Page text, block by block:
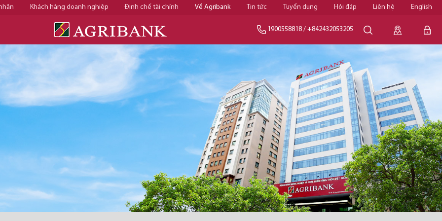
Khách hàng doanh nghiệp Định chế tài chính Về Agribank Tin tức Tuyển dụng Hỏi đáp Liên hệ English
1900558818 / +842432053205